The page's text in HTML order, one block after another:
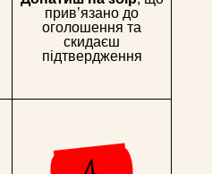
привʼязано до
оголошення та
скидаєш
підтвердження